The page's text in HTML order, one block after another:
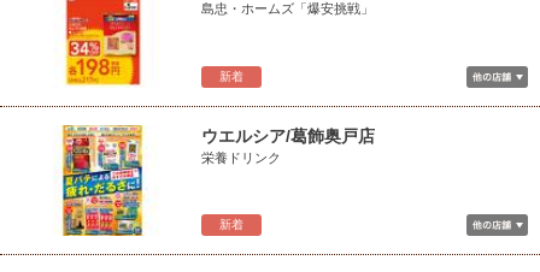
新着
島忠・ホームズ「爆安挑戦」
新着
ウエルシア/葛飾奥戸店
栄養ドリンク